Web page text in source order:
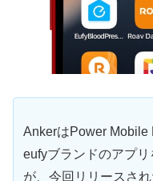
AnkerはPower Mobile
eufyブランドのアプ
が、今回リリースさ